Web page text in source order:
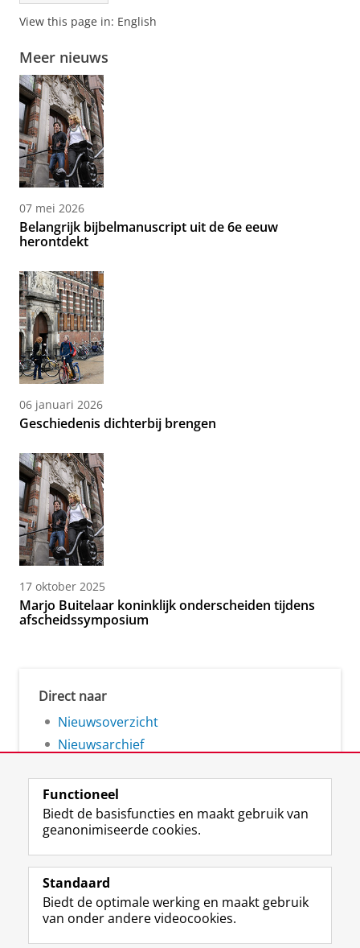
View this page in: English
Meer nieuws
07 mei 2026
Belangrijk bijbelmanuscript uit de 6e eeuw
herontdekt
06 januari 2026
Geschiedenis dichterbij brengen
17 oktober 2025
Marjo Buitelaar koninklijk onderscheiden tijdens
afscheidssymposium
Direct naar
Nieuwsoverzicht
Nieuwsarchief
Volg de RUG
F
a
e
b
L
i
k
e
R
S
-
f
I
n
t
Y
o
T
Studiekiezers
Functioneel
Biedt de basisfuncties en maakt gebruik van
geanonimiseerde cookies.
Standaard
Biedt de optimale werking en maakt gebruik
van onder andere videocookies.